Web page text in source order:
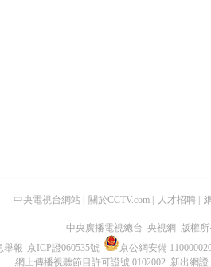
中央電視台網站 關於CCTV.com 人才招聘
中央廣播電視總台 央視網 版權所
舉報 京ICP證060535號 京公網安備
網上傳播視聽節目許可證號 0102002 新出網證